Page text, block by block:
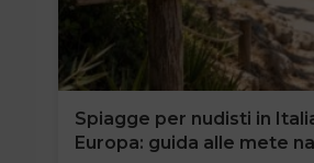
Spiagge per nudisti in
Europa: guida alle mete